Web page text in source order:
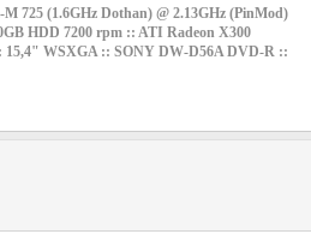
725 (1.6GHz Dothan) @ 2.13GHz (PinMod)
HDD 7200 rpm :: ATI Radeon X300
15,4" WSXGA :: SONY DW-D56A DVD-R ::